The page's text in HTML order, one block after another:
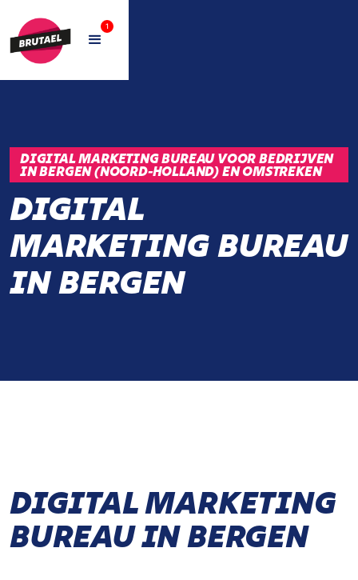
1
DIGITAL MARKETING BUREAU VOOR BEDRIJVEN
IN BERGEN (NOORD-HOLLAND) EN OMSTREKEN
DIGITAL
MARKETING BUREAU
IN BERGEN
DIGITAL MARKETING
BUREAU IN BERGEN